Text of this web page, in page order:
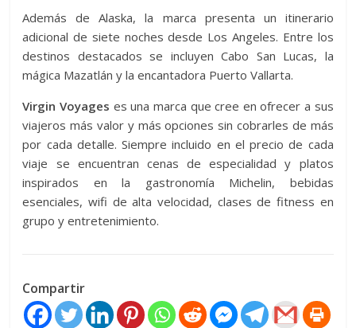
Además de Alaska, la marca presenta un itinerario
adicional de siete noches desde Los Angeles. Entre los
destinos destacados se incluyen Cabo San Lucas, la
mágica Mazatlán y la encantadora Puerto Vallarta.
Virgin Voyages es una marca que cree en ofrecer a sus
viajeros más valor y más opciones sin cobrarles de más
por cada detalle. Siempre incluido en el precio de cada
viaje se encuentran cenas de especialidad y platos
inspirados en la gastronomía Michelin, bebidas
esenciales, wifi de alta velocidad, clases de fitness en
grupo y entretenimiento.
Compartir